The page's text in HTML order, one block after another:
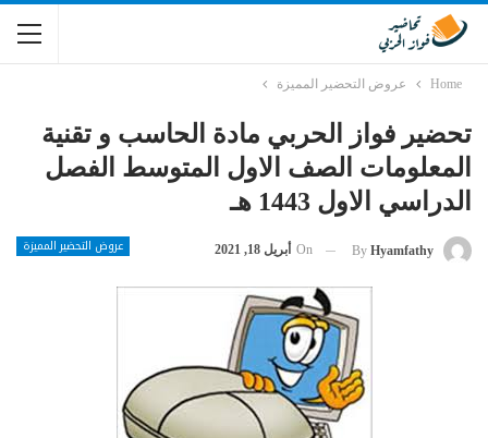
Home عروض التحضير المميزة
تحضير فواز الحربي مادة الحاسب و تقنية
المعلومات الصف الاول المتوسط الفصل
الدراسي الاول 1443 هـ
عروض التحضير المميزة By Hyamfathy
On أبريل 18, 2021